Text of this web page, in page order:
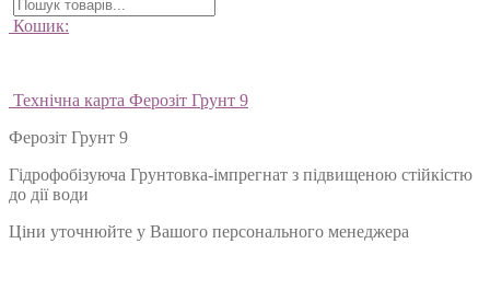
Кошик:
Технічна карта Ферозіт Грунт 9
Ферозіт Грунт 9
Гідрофобізуюча Грунтовка-імпрегнат з підвищеною стійкістю
до дії води
Ціни уточнюйте у Вашого персонального менеджера